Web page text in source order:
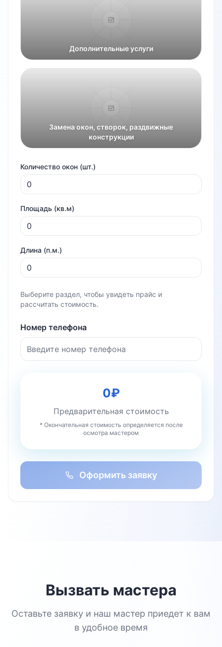
Дополнительные услуги
Замена окон, створок, раздвижные
конструкции
Количество окон (шт.)
Площадь (кв.м)
Длина (п.м.)
Выберите раздел, чтобы увидеть прайс и
рассчитать стоимость.
Номер телефона
0₽
Предварительная стоимость
* Окончательная стоимость определяется после
осмотра мастером
Оформить заявку
Вызвать мастера
Оставьте заявку и наш мастер приедет к вам
в удобное время